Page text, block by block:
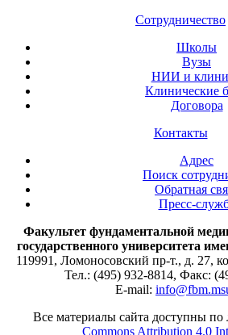
Сотрудничество
Школы
Вузы
НИИ и
Клинические
Договора
Контакты
Адрес
Поиск
Обратная
Пресс-
Факультет фундаментальной
государственного университета
119991, Ломоносовский пр-т., д. 27,
Тел.: (495) 932-8814, Факс:
E-mail:
Все материалы сайта доступны по
Commons Attribution 4.0